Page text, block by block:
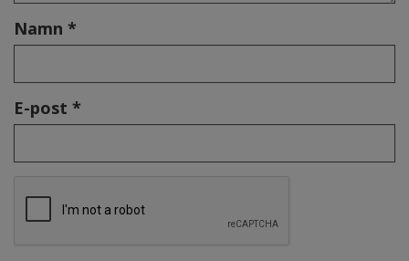
Namn *
E-post *